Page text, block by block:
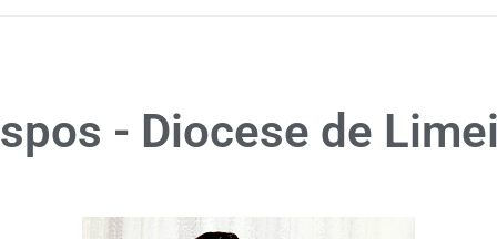
- Diocese de